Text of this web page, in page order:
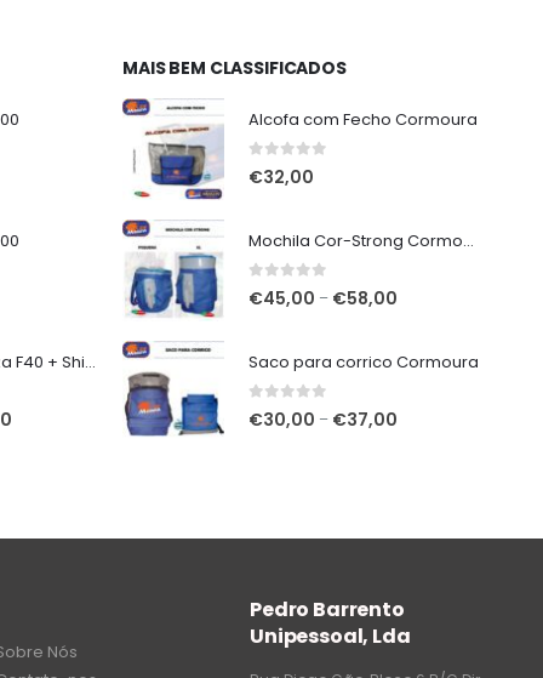
7mt Vega Potenza F40 + Shimano Miravel C5000 XG
MAIS BEM CLASSIFICADOS
Alcofa com Fecho Cormoura
0out of 5
€32,00
Mochila Cor-Strong Cormoura
0out of 5
€45,00 – €58,00
through
Saco para corrico Cormoura
0out of 5
€30,00 – €37,00
Nós
Pedro Barrento
Unipessoal, Lda